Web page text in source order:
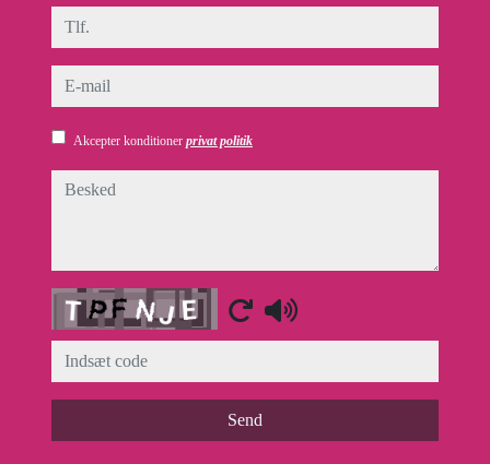
tlf.
e-mail
Akcepter konditioner privat politik
besked
Captcha
Send